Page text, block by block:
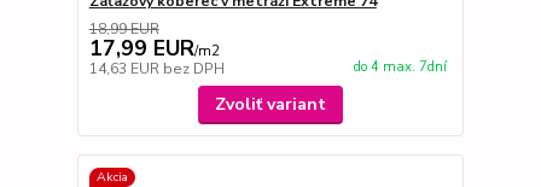
18,99 EUR
17,99 EUR/m2
14,63 EUR bez DPH do 4 max. 7dní
Zvoliť variant
Akcia